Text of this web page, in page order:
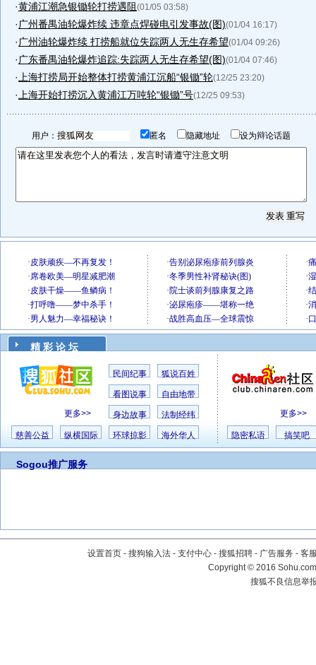
·黄浦江潮急银锄轮打捞遇阻(01/05 03:58)
· 广州番禺油轮爆炸续 违章点焊碰电引发事故(图)(01/04 16:17)
· 广州油轮爆炸续 打捞船就位失踪两人无生存希望(01/04 09:26)
· 广东番禺油轮爆炸追踪:失踪两人无生存希望(图)(01/04 07:46)
· 上海打捞局开始整体打捞黄浦江沉船“银锄”轮(12/25 23:20)
· 上海开始打捞沉入黄浦江万吨轮“银锄”号(12/25 09:53)
用户： 匿名 隐藏地址 设为辩论话题
精 彩 论 坛
更多>>
民间纪事 狐说百姓
看图说事 自由地带
身边故事 法制经纬
慈善公益 纵横国际 环球掠影 海外华人
更多>>
隐密私语 搞笑吧
Sogou推广服务
设置首页 - 搜狗输入法 - 支付中心 - 搜狐招聘 - 广告服务 - 客
Copyright©2016
搜狐不良信息举